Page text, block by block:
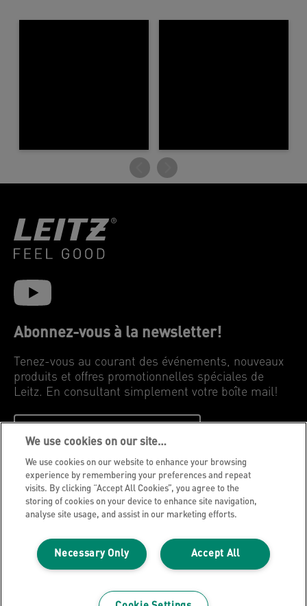
Abonnez-vous à la newsletter!
Tenez-vous au courant des événements, nouveaux
produits et offres promotionnelles spéciales de
Leitz. En consultant simplement votre boîte mail!
Avis de confidentialité
Cookies
Avis légal
Impression
Gérer mes données
We use cookies on our site…
We use cookies on our website to enhance your browsing
experience by remembering your preferences and repeat
visits. By clicking “Accept All Cookies”, you agree to the
storing of cookies on your device to enhance site navigation,
analyse site usage, and assist in our marketing efforts.
Accept All
Necessary Only